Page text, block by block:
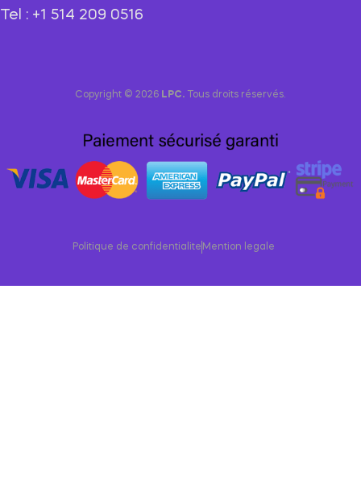
Tel : +1 514 209 0516
Copyright © 2026 LPC. Tous droits réservés.
Politique de confidentialite Mention legale